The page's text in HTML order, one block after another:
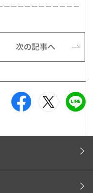
－－－－－－－－－－－
次の記事へ